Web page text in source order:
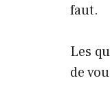
faut.
Les
de